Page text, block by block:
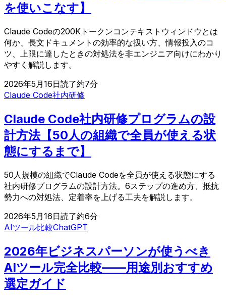
を使いこなす】
Claude Codeの200Kトークンコンテキストウィンドウとは
何か、長文ドキュメントの効率的な扱い方、情報投入のコ
ツ、上限に達したときの対処法を非エンジニア向けにわかり
やすく解説します。
2026年5月16日読了約7分
Claude Code社内研修
Claude Code社内研修プログラムの設
計方法【50人の組織で全員が使える状
態にするまで】
50人規模の組織でClaude Codeを全員が使える状態にする
社内研修プログラムの設計方法。6ステップの進め方、抵抗
勢力への対処法、定着率を上げる工夫を解説します。
2026年5月16日読了約6分
AIツール比較ChatGPT
2026年ビジネスパーソンが使うべき
AIツール完全比較——用途別おすすめ
選定ガイド